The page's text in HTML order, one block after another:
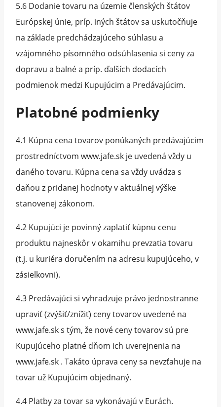
5.6 Dodanie tovaru na územie členských štátov
Európskej únie, príp. iných štátov sa uskutočňuje
na základe predchádzajúceho súhlasu a
vzájomného písomného odsúhlasenia si ceny za
dopravu a balné a príp. ďalších dodacích
podmienok medzi Kupujúcim a Predávajúcim.
Platobné podmienky
4.1 Kúpna cena tovarov ponúkaných predávajúcim
prostredníctvom www.jafe.sk je uvedená vždy u
daného tovaru. Kúpna cena sa vždy uvádza s
daňou z pridanej hodnoty v aktuálnej výške
stanovenej zákonom.
4.2 Kupujúci je povinný zaplatiť kúpnu cenu
produktu najneskôr v okamihu prevzatia tovaru
(t.j. u kuriéra doručením na adresu kupujúceho, v
zásielkovni).
4.3 Predávajúci si vyhradzuje právo jednostranne
upraviť (zvýšiť/znížiť) ceny tovarov uvedené na
www.jafe.sk s tým, že nové ceny tovarov sú pre
Kupujúceho platné dňom ich uverejnenia na
www.jafe.sk . Takáto úprava ceny sa nevzťahuje na
tovar už Kupujúcim objednaný.
4.4 Platby za tovar sa vykonávajú v Eurách.